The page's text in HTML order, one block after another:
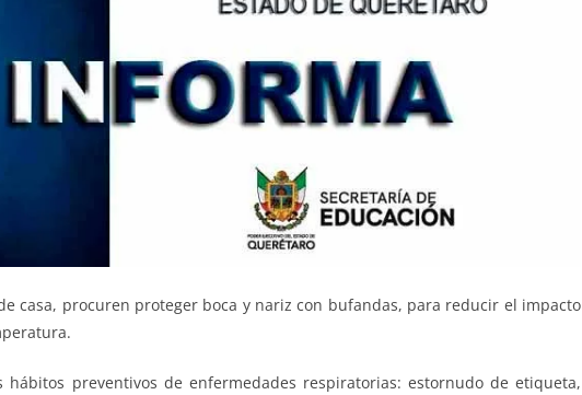
casa, procuren proteger boca y nariz con bufandas, para reducir el impacto
hábitos preventivos de enfermedades respiratorias: estornudo de etiqueta,